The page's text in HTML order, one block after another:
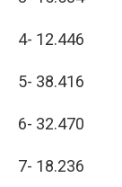
4- 12.446
5- 38.416
6- 32.470
7- 18.236